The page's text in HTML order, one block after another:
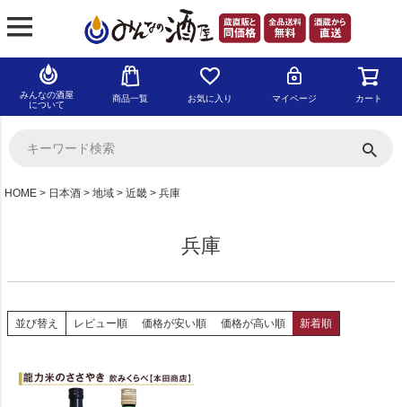
みんなの酒屋
について
商品一覧 お気に入り マイページ カート
HOME 日本酒 地域 近畿 兵庫
兵庫
並び替え レビュー順 価格が安い順 価格が高い順 新着順